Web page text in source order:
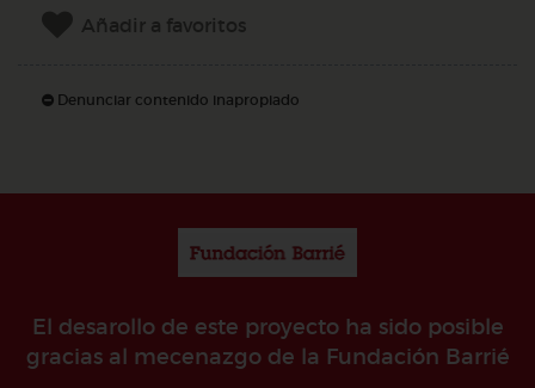
Añadir a favoritos
Denunciar contenido inapropiado
El desarollo de este proyecto ha sido posible
gracias al mecenazgo de la Fundación Barrié